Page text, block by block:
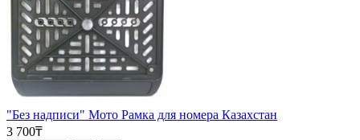
"Без надписи" Мото Рамка для номера Казахстан
3 700₸